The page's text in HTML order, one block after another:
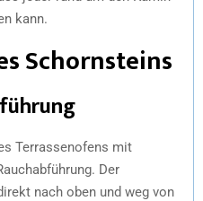
kann.
Schornsteins
Terrassenofens mit
Der
nach oben und weg von